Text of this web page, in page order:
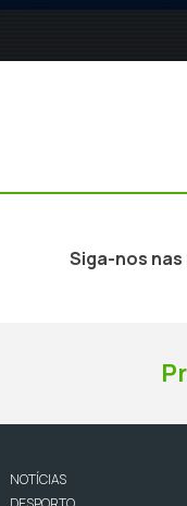
Siga-nos
NOTÍCIAS